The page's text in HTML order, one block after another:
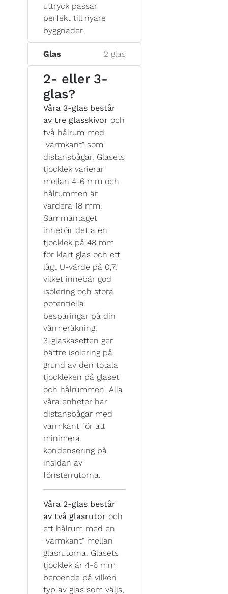
uttryck passar
perfekt till nyare
byggnader.
Glas 2 glas
2- eller 3-
glas?
Våra 3-glas består
av tre glasskivor och
två hålrum med
"varmkant" som
distansbågar. Glasets
tjocklek varierar
mellan 4-6 mm och
hålrummen är
vardera 18 mm.
Sammantaget
innebär detta en
tjocklek på 48 mm
för klart glas och ett
lågt U-värde på 0,7,
vilket innebär god
isolering och stora
potentiella
besparingar på din
värmeräkning.
3-glaskasetten ger
bättre isolering på
grund av den totala
tjockleken på glaset
och hålrummen. Alla
våra enheter har
distansbågar med
varmkant för att
minimera
kondensering på
insidan av
fönsterrutorna.
Våra 2-glas består
av två glasrutor och
ett hålrum med en
"varmkant" mellan
glasrutorna. Glasets
tjocklek är 4-6 mm
beroende på vilken
typ av glas som väljs,